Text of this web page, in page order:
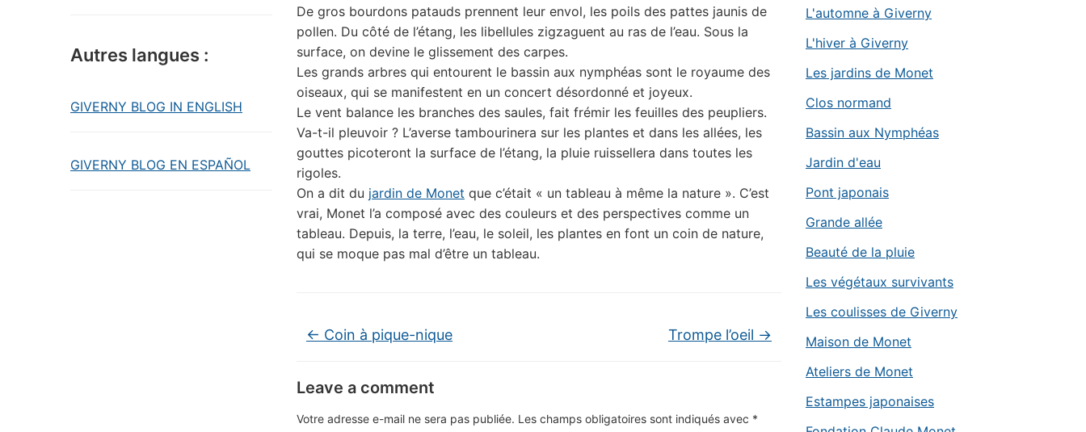
Autres langues :
GIVERNY BLOG IN ENGLISH
GIVERNY BLOG EN ESPAÑOL
De gros bourdons patauds prennent leur envol, les poils des pattes jaunis de
pollen. Du côté de l’étang, les libellules zigzaguent au ras de l’eau. Sous la
surface, on devine le glissement des carpes.
Les grands arbres qui entourent le bassin aux nymphéas sont le royaume des
oiseaux, qui se manifestent en un concert désordonné et joyeux.
Le vent balance les branches des saules, fait frémir les feuilles des peupliers.
Va-t-il pleuvoir ? L’averse tambourinera sur les plantes et dans les allées, les
gouttes picoteront la surface de l’étang, la pluie ruissellera dans toutes les
rigoles.
On a dit du jardin de Monet que c’était « un tableau à même la nature ». C’est
vrai, Monet l’a composé avec des couleurs et des perspectives comme un
tableau. Depuis, la terre, l’eau, le soleil, les plantes en font un coin de nature,
qui se moque pas mal d’être un tableau.
← Coin à pique-nique Trompe l’oeil →
Leave a comment
Votre adresse e-mail ne sera pas publiée. Les champs obligatoires sont indiqués avec *
L'automne à Giverny
L'hiver à Giverny
Les jardins de Monet
Clos normand
Bassin aux Nymphéas
Jardin d'eau
Pont japonais
Grande allée
Beauté de la pluie
Les végétaux survivants
Les coulisses de Giverny
Maison de Monet
Ateliers de Monet
Estampes japonaises